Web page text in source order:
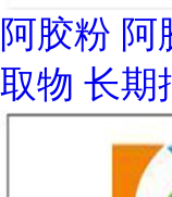
阿胶粉 阿
取物 长期